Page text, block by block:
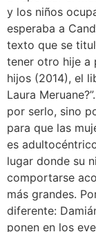
y los niños
esperaba a
texto que se
tener otro hije a
hijos (2014), el
Laura
por serlo, sino
para que las
es
lugar donde su
comportarse
más grandes.
diferente:
ponen en los